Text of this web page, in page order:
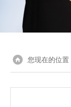
您现在的位置